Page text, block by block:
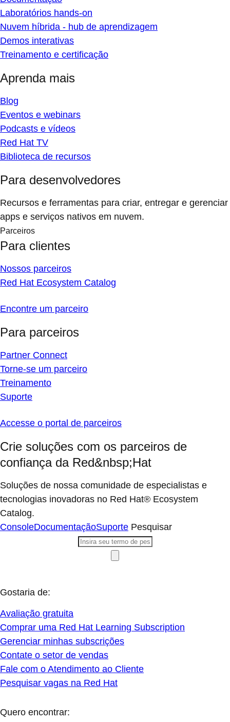
Laboratórios hands-on
Nuvem híbrida - hub de aprendizagem
Demos interativas
Treinamento e certificação
Aprenda mais
Blog
Eventos e webinars
Podcasts e vídeos
Red Hat TV
Biblioteca de recursos
Para desenvolvedores
Recursos e ferramentas para criar, entregar e gerenciar
apps e serviços nativos em nuvem.
Parceiros
Para clientes
Nossos parceiros
Red Hat Ecosystem Catalog
Encontre um parceiro
Para parceiros
Partner Connect
Torne-se um parceiro
Treinamento
Suporte
Accesse o portal de parceiros
Crie soluções com os parceiros de
confiança da Red&nbsp;Hat
Soluções de nossa comunidade de especialistas e
tecnologias inovadoras no Red Hat® Ecosystem
Catalog.
ConsoleDocumentaçãoSuporte Pesquisar
Gostaria de:
Avaliação gratuita
Comprar uma Red Hat Learning Subscription
Gerenciar minhas subscrições
Contate o setor de vendas
Fale com o Atendimento ao Cliente
Pesquisar vagas na Red Hat
Quero encontrar: